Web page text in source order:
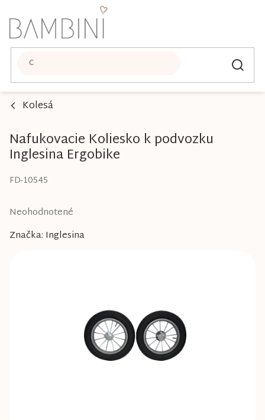
na
obsah
Kolesá
Nafukovacie Koliesko k podvozku
Inglesina Ergobike
FD-10545
Priemerné
produktu
Neohodnotené
Značka: Inglesina